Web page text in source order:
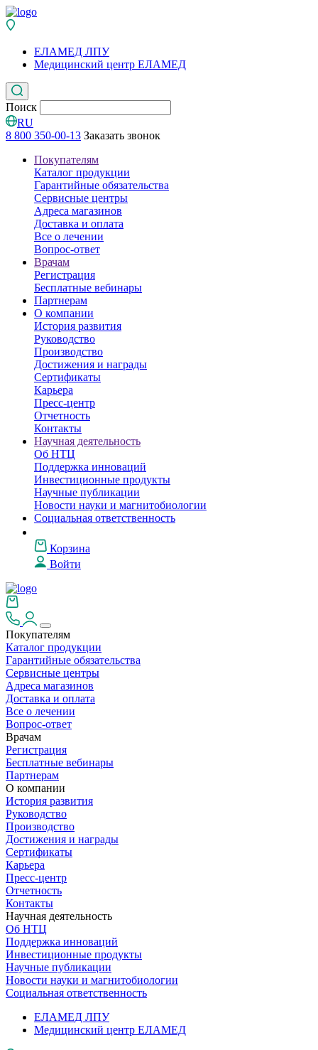
ЕЛАМЕД ЛПУ
Медицинский центр ЕЛАМЕД
Поиск
RU
8 800 350-00-13 Заказать звонок
Покупателям
Каталог продукции
Гарантийные обязательства
Сервисные центры
Адреса магазинов
Доставка и оплата
Все о лечении
Вопрос-ответ
Врачам
Регистрация
Бесплатные вебинары
Партнерам
О компании
История развития
Руководство
Производство
Достижения и награды
Сертификаты
Карьера
Пресс-центр
Отчетность
Контакты
Научная деятельность
Об НТЦ
Поддержка инноваций
Инвестиционные продукты
Научные публикации
Новости науки и магнитобиологии
Социальная ответственность
Корзина
Войти
Покупателям
Каталог продукции
Гарантийные обязательства
Сервисные центры
Адреса магазинов
Доставка и оплата
Все о лечении
Вопрос-ответ
Врачам
Регистрация
Бесплатные вебинары
Партнерам
О компании
История развития
Руководство
Производство
Достижения и награды
Сертификаты
Карьера
Пресс-центр
Отчетность
Контакты
Научная деятельность
Об НТЦ
Поддержка инноваций
Инвестиционные продукты
Научные публикации
Новости науки и магнитобиологии
Социальная ответственность
ЕЛАМЕД ЛПУ
Медицинский центр ЕЛАМЕД